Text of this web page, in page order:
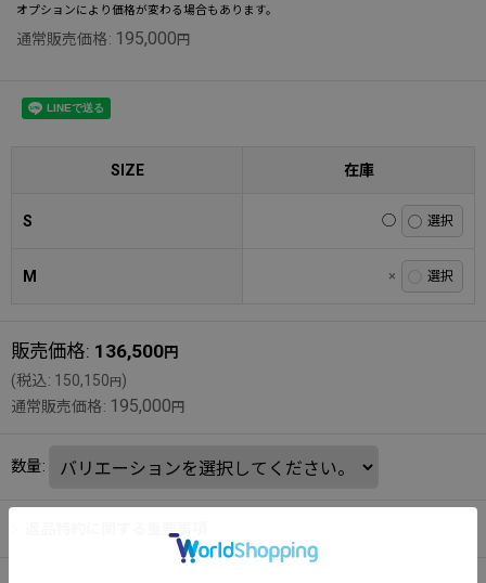
オプションにより価格が変わる場合もあります。
通常販売価格: 195,000 円
SIZE 在庫
S ◯
M ×
販売価格: 136,500円
(税込: 150,150円)
通常販売価格: 195,000 円
数量: